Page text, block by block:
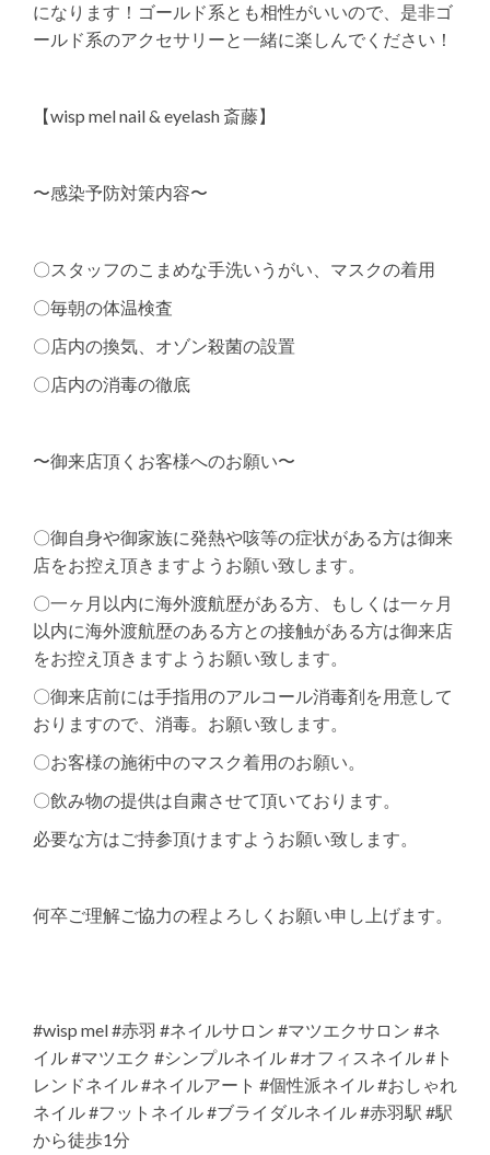
になります！ゴールド系とも相性がいいので、是非ゴ
ールド系のアクセサリーと一緒に楽しんでください！
【wisp mel nail & eyelash 斎藤】
〜感染予防対策内容〜
〇スタッフのこまめな手洗いうがい、マスクの着用
〇毎朝の体温検査
〇店内の換気、オゾン殺菌の設置
〇店内の消毒の徹底
〜御来店頂くお客様へのお願い〜
〇御自身や御家族に発熱や咳等の症状がある方は御来
店をお控え頂きますようお願い致します。
〇一ヶ月以内に海外渡航歴がある方、もしくは一ヶ月
以内に海外渡航歴のある方との接触がある方は御来店
をお控え頂きますようお願い致します。
〇御来店前には手指用のアルコール消毒剤を用意して
おりますので、消毒。お願い致します。
〇お客様の施術中のマスク着用のお願い。
〇飲み物の提供は自粛させて頂いております。
必要な方はご持参頂けますようお願い致します。
何卒ご理解ご協力の程よろしくお願い申し上げます。
#wisp mel #赤羽 #ネイルサロン #マツエクサロン #ネ
イル #マツエク #シンプルネイル #オフィスネイル #ト
レンドネイル #ネイルアート #個性派ネイル #おしゃれ
ネイル #フットネイル #ブライダルネイル #赤羽駅 #駅
から徒歩1分